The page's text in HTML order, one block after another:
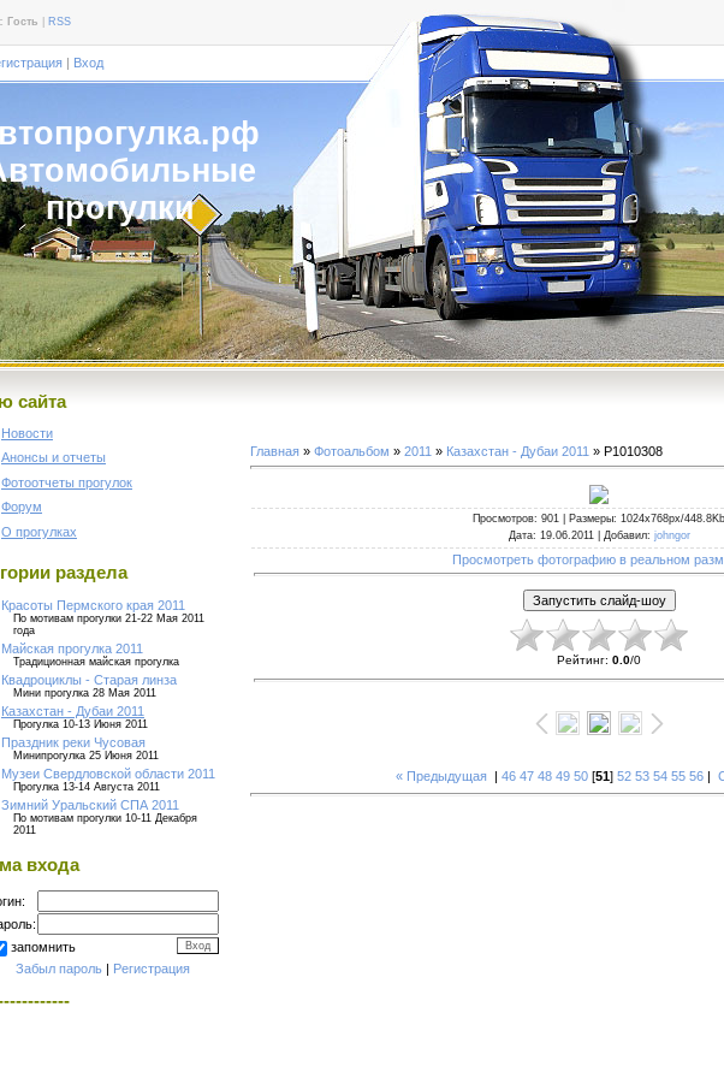
Гость RSS
| Вход
прогулки
сайта
Новости
Анонсы и отчеты
Фотоотчеты прогулок
Форум
О прогулках
раздела
Красоты Пермского края 2011
По мотивам прогулки 21-22 Мая 2011
года
Майская прогулка 2011
Традиционная майская прогулка
Квадроциклы - Старая линза
Мини прогулка 28 Мая 2011
Казахстан - Дубаи 2011
Прогулка 10-13 Июня 2011
Праздник реки Чусовая
Минипрогулка 25 Июня 2011
Музеи Свердловской области 2011
Прогулка 13-14 Августа 2011
Зимний Уральский СПА 2011
По мотивам прогулки 10-11 Декабря
2011
входа
запомнить
Забыл пароль | Регистрация
Главная » Фотоальбом » 2011 » Казахстан - Дубаи 2011 » P1010308
Просмотров: 901 | Размеры: 1024x768px/448.8Kb
Дата: 19.06.2011 | Добавил: johngor
Просмотреть фотографию в реальном
Рейтинг: 0.0/0
« Предыдущая | 46 47 48 49 50 [51] 52 53 54 55 56 |